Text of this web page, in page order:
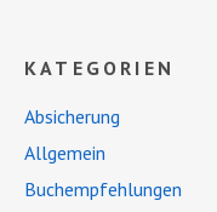
KATEGORIEN
Absicherung
Allgemein
Buchempfehlungen